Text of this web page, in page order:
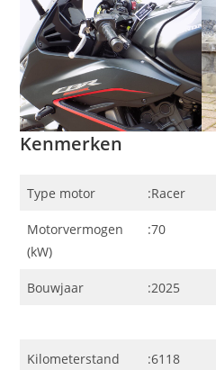
Kenmerken
Type motor :Racer
Motorvermogen
(kW)
:70
Bouwjaar :2025
Kilometerstand :6118